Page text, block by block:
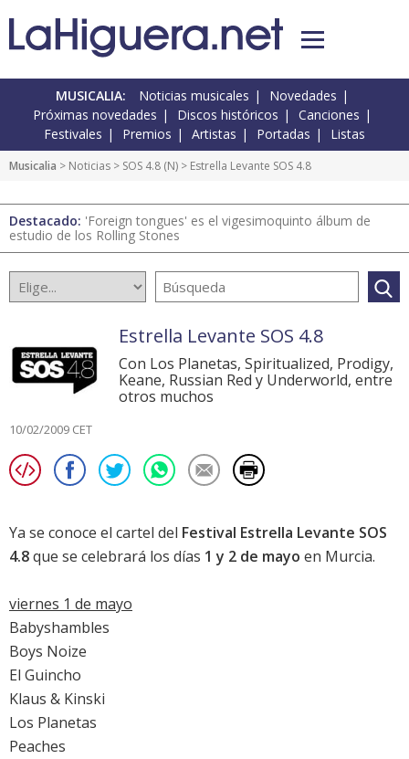
MUSICALIA: Noticias musicales
Novedades
Próximas novedades
Discos históricos
Canciones
Festivales
Premios Artistas Portadas Listas
Musicalia > Noticias > SOS 4.8 (N) > Estrella Levante SOS 4.8
Destacado: 'Foreign tongues' es el vigesimoquinto álbum de
estudio de los Rolling Stones
Estrella Levante SOS 4.8
Con Los Planetas, Spiritualized, Prodigy,
Keane, Russian Red y Underworld, entre
otros muchos
10/02/2009 CET
Ya se conoce el cartel del Festival Estrella Levante SOS
4.8que se celebrará los días 1 y 2 de mayo en Murcia.
viernes 1 de mayo
Babyshambles
Boys Noize
El Guincho
Klaus & Kinski
Los Planetas
Peaches